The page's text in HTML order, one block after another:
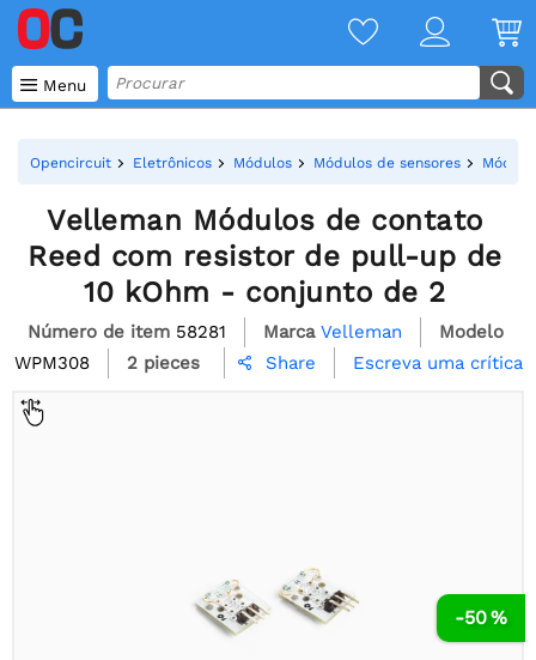
 Menu
Opencircuit Eletrônicos Módulos Módulos de sensores
Velleman Módulos de contato
Reed com resistor de pull-up de
10 kOhm - conjunto de 2
Número de item 58281 Marca Velleman
Modelo
WPM308
2 pieces  Share Escreva uma crítica
-50 %